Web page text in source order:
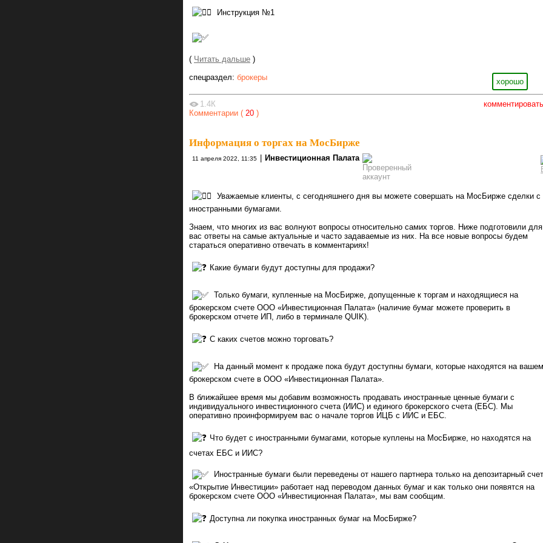
Инструкция №1
( Читать дальше )
хорошо
спецраздел: брокеры
комментировать
1.4К
Комментарии ( 20 )
Информация о торгах на МосБирже
11 апреля 2022, 11:35 Инвестиционная Палата
Уважаемые клиенты, с сегодняшнего дня вы можете совершать на МосБирже сделки с
иностранными бумагами.
Знаем, что многих из вас волнуют вопросы относительно самих торгов. Ниже подготовили для
вас ответы на самые актуальные и часто задаваемые из них. На все новые вопросы будем
стараться оперативно отвечать в комментариях!
Какие бумаги будут доступны для продажи?
Только бумаги, купленные на МосБирже, допущенные к торгам и находящиеся на
брокерском счете ООО «Инвестиционная Палата» (наличие бумаг можете проверить в
брокерском отчете ИП, либо в терминале QUIK).
С каких счетов можно торговать?
На данный момент к продаже пока будут доступны бумаги, которые находятся на вашем
брокерском счете в ООО «Инвестиционная Палата».
В ближайшее время мы добавим возможность продавать иностранные ценные бумаги с
индивидуального инвестиционного счета (ИИС) и единого брокерского счета (ЕБС). Мы
оперативно проинформируем вас о начале торгов ИЦБ с ИИС и ЕБС.
Что будет с иностранными бумагами, которые куплены на МосБирже, но находятся на
счетах ЕБС и ИИС?
Иностранные бумаги были переведены от нашего партнера только на депозитарный
«Открытие Инвестиции» работает над переводом данных бумаг и как только они появятся на
брокерском счете ООО «Инвестиционная Палата», мы вам сообщим.
Доступна ли покупка иностранных бумаг на МосБирже?